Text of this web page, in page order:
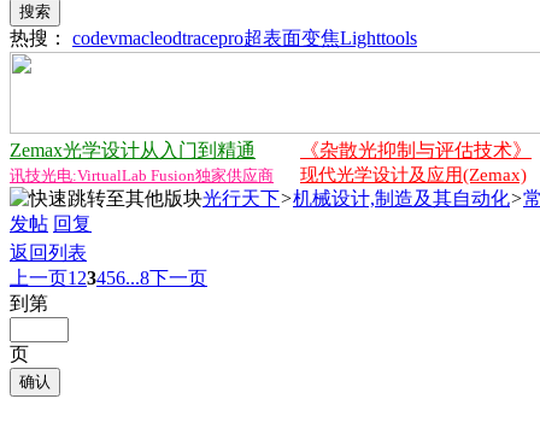
搜索
热搜： codevmacleodtracepro超表面变焦Lighttools
Zemax光学设计从入门到精通 《杂散光抑制与评估技术》
讯技光电:VirtualLab Fusion独家供应商 现代光学设计及应用(Zemax)
光行天下>机械设计,制造及其自动化>
发帖 回复
返回列表
上一页1 23456...8下一页
到第
页
确认